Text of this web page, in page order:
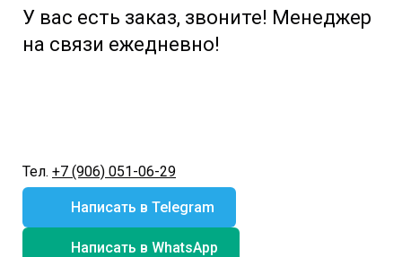
У вас есть заказ, звоните! Менеджер
на связи ежедневно!
Тел. +7 (906) 051-06-29
Написать в Telegram
Написать в WhatsApp